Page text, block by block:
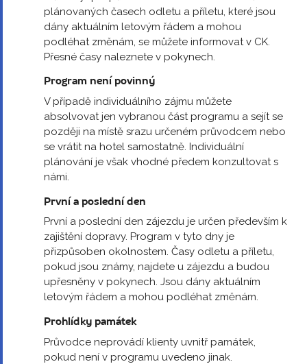
plánovaných časech odletu a příletu, které jsou
dány aktuálním letovým řádem a mohou
podléhat změnám, se můžete informovat v CK.
Přesné časy naleznete v pokynech.
Program není povinný
V případě individuálního zájmu můžete
absolvovat jen vybranou část programu a sejít se
později na místě srazu určeném průvodcem nebo
se vrátit na hotel samostatně. Individuální
plánování je však vhodné předem konzultovat s
námi.
První a poslední den
První a poslední den zájezdu je určen především k
zajištění dopravy. Program v tyto dny je
přizpůsoben okolnostem. Časy odletu a příletu,
pokud jsou známy, najdete u zájezdu a budou
upřesněny v pokynech. Jsou dány aktuálním
letovým řádem a mohou podléhat změnám.
Prohlídky památek
Průvodce neprovádí klienty uvnitř památek,
pokud není v programu uvedeno jinak.